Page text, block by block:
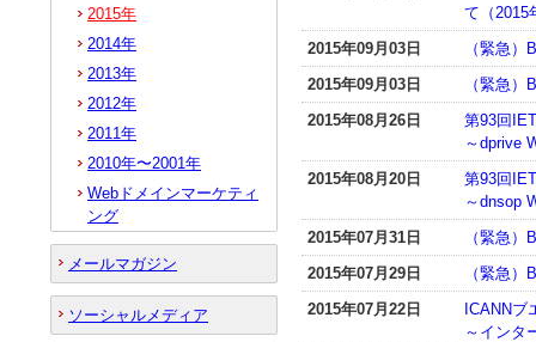
て（2015
2015年09月03日
（緊急
2015年09月03日
（緊急
2015年08月26日
第93回
～dprive
2015年08月20日
第93回
～dnsop
2015年07月31日
（緊急
2015年07月29日
（緊急
2015年07月22日
ICANNブ
～インタ
2015年
2014年
2013年
2012年
2011年
2010年〜2001年
Webドメインマーケティ
ング
メールマガジン
ソーシャルメディア